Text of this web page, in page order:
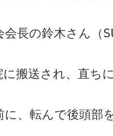
会長の鈴木さん（
に搬送され、直ち
に、転んで後頭部